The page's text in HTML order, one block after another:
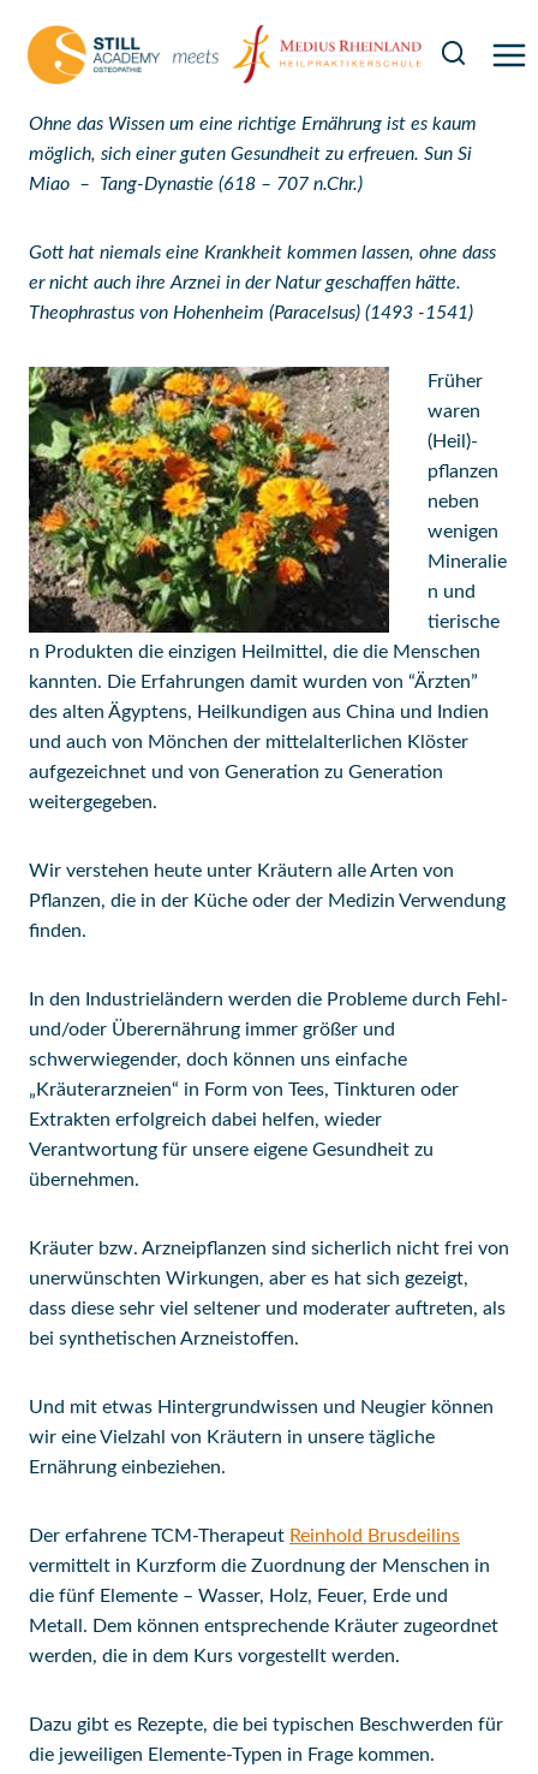
Inhalt
springen
Ohne das Wissen um eine richtige Ernährung ist es kaum
möglich, sich einer guten Gesundheit zu erfreuen. Sun Si
Miao – Tang-Dynastie (618 – 707 n.Chr.)
Gott hat niemals eine Krankheit kommen lassen, ohne dass
er nicht auch ihre Arznei in der Natur geschaffen hätte.
Theophrastus von Hohenheim (Paracelsus) (1493 -1541)
Früher
waren
(Heil)-
pflanzen
neben
wenigen
Mineralie
n und
tierische
n Produkten die einzigen Heilmittel, die die Menschen
kannten. Die Erfahrungen damit wurden von “Ärzten”
des alten Ägyptens, Heilkundigen aus China und Indien
und auch von Mönchen der mittelalterlichen Klöster
aufgezeichnet und von Generation zu Generation
weitergegeben.
Wir verstehen heute unter Kräutern alle Arten von
Pflanzen, die in der Küche oder der Medizin Verwendung
finden.
In den Industrieländern werden die Probleme durch Fehl-
und/oder Überernährung immer größer und
schwerwiegender, doch können uns einfache
„Kräuterarzneien“ in Form von Tees, Tinkturen oder
Extrakten erfolgreich dabei helfen, wieder
Verantwortung für unsere eigene Gesundheit zu
übernehmen.
Kräuter bzw. Arzneipflanzen sind sicherlich nicht frei von
unerwünschten Wirkungen, aber es hat sich gezeigt,
dass diese sehr viel seltener und moderater auftreten, als
bei synthetischen Arzneistoffen.
Und mit etwas Hintergrundwissen und Neugier können
wir eine Vielzahl von Kräutern in unsere tägliche
Ernährung einbeziehen.
Der erfahrene TCM-Therapeut Reinhold Brusdeilins
vermittelt in Kurzform die Zuordnung der Menschen in
die fünf Elemente – Wasser, Holz, Feuer, Erde und
Metall. Dem können entsprechende Kräuter zugeordnet
werden, die in dem Kurs vorgestellt werden.
Dazu gibt es Rezepte, die bei typischen Beschwerden für
die jeweiligen Elemente-Typen in Frage kommen.